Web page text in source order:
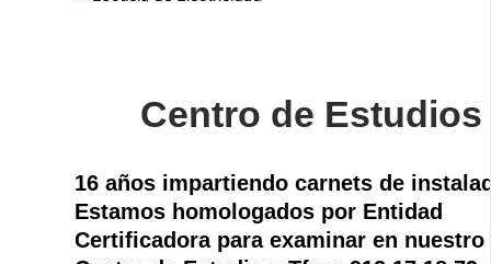
Centro de Estudios
16 años impartiendo carnets de
Estamos homologados por Entidad
Certificadora para examinar en nuestro